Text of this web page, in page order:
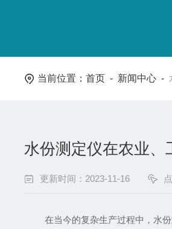
当前位置：首页 - 新闻中心 -
水份测定仪在农业、
更新时间：2023-11-16
在当今的复杂生产过程中，水份